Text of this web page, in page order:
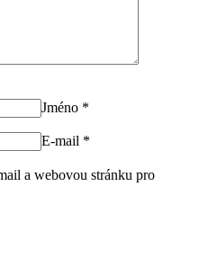
Jméno *
E-mail *
a webovou stránku pro